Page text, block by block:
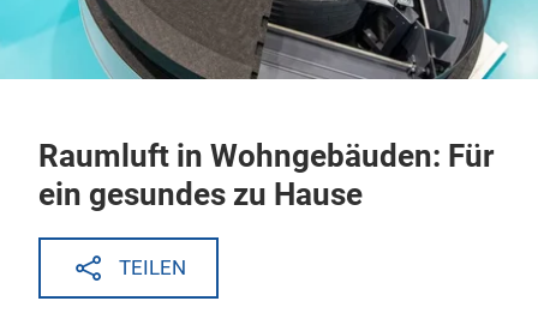
Raumluft in Wohngebäuden: Für
ein gesundes zu Hause
TEILEN